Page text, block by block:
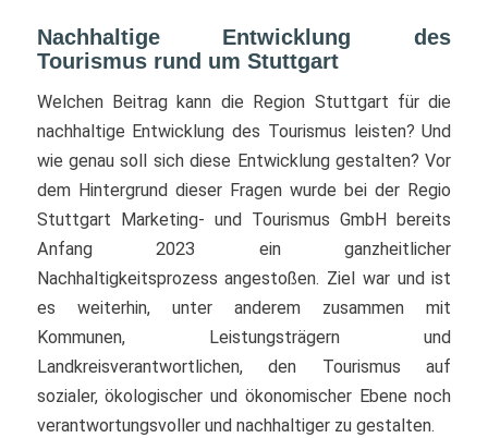
Nachhaltige Entwicklung des
Tourismus rund um Stuttgart
Welchen Beitrag kann die Region Stuttgart für die
nachhaltige Entwicklung des Tourismus leisten? Und
wie genau soll sich diese Entwicklung gestalten? Vor
dem Hintergrund dieser Fragen wurde bei der Regio
Stuttgart Marketing- und Tourismus GmbH bereits
Anfang 2023 ein ganzheitlicher
Nachhaltigkeitsprozess angestoßen. Ziel war und ist
es weiterhin, unter anderem zusammen mit
Kommunen, Leistungsträgern und
Landkreisverantwortlichen, den Tourismus auf
sozialer, ökologischer und ökonomischer Ebene noch
verantwortungsvoller und nachhaltiger zu gestalten.